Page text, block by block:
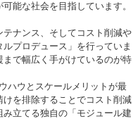
能な社会を目指しています。
ナンス、そしてコスト削減や
プロデュース」を行っていま
で幅広く手がけているのが特
ハウとスケールメリットが最
を排除することでコスト削減
立てる独自の「モジュール建